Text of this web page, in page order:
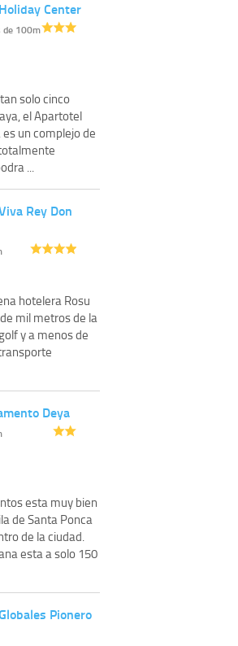
Center
de 100m
solo cinco
el Apartotel
un complejo de
...
Rey Don
hotelera Rosu
mil metros de la
y a menos de
Deya
esta muy bien
de Santa Ponca
de la ciudad.
esta a solo 150
Pionero